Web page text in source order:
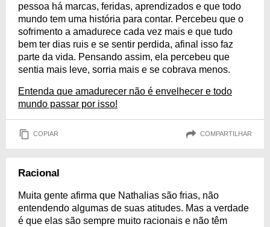
pessoa há marcas, feridas, aprendizados e que todo
mundo tem uma história para contar. Percebeu que o
sofrimento a amadurece cada vez mais e que tudo
bem ter dias ruis e se sentir perdida, afinal isso faz
parte da vida. Pensando assim, ela percebeu que
sentia mais leve, sorria mais e se cobrava menos.
Entenda que amadurecer não é envelhecer e todo
mundo passar por isso!
COPIAR COMPARTILHAR
Racional
Muita gente afirma que Nathalias são frias, não
entendendo algumas de suas atitudes. Mas a verdade
é que elas são sempre muito racionais e não têm